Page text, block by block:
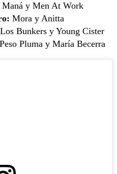
Maná y Men At Work
: Mora y Anitta
Los Bunkers y Young Cister
Peso Pluma y María Becerra